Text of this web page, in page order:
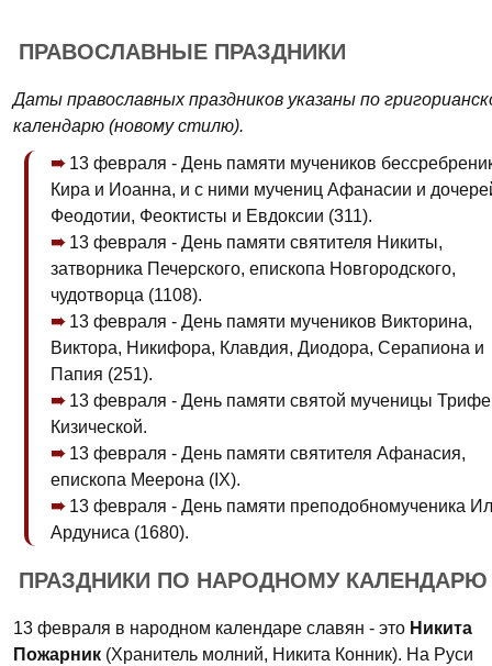
ПРАВОСЛАВНЫЕ ПРАЗДНИКИ
Даты православных праздников указаны по
календарю (новому стилю).
13 февраля - День памяти мучеников
Кира и Иоанна, и с ними мучениц Афанасии и
Феодотии, Феоктисты и Евдоксии (311).
13 февраля - День памяти святителя Никиты,
затворника Печерского, епископа Новгородского,
чудотворца (1108).
13 февраля - День памяти мучеников Викторина,
Виктора, Никифора, Клавдия, Диодора, Серапиона и
Папия (251).
13 февраля - День памяти святой мученицы
Кизической.
13 февраля - День памяти святителя Афанасия,
епископа Меерона (IX).
13 февраля - День памяти преподобномученика
Ардуниса (1680).
ПРАЗДНИКИ ПО НАРОДНОМУ КАЛЕНДАРЮ
13 февраля в народном календаре славян - это Никита
Пожарник (Хранитель молний, Никита Конник). На Руси